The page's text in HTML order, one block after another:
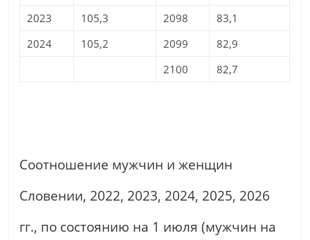
2023
105,3 2098
83,1
2024
105,2 2099
82,9
2100
82,7
Соотношение мужчин и женщин
Словении, 2022, 2023, 2024, 2025, 2026
гг., по состоянию на 1 июля (мужчин на